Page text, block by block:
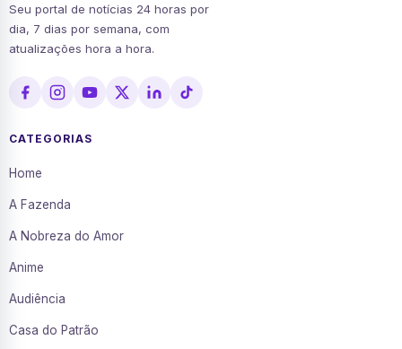
Seu portal de notícias 24 horas por
dia, 7 dias por semana, com
atualizações hora a hora.
CATEGORIAS
Home
A Fazenda
A Nobreza do Amor
Anime
Audiência
Casa do Patrão